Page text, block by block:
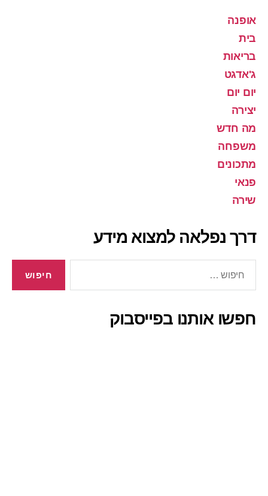
אופנה
בית
בריאות
ג'אדגט
יום יום
יצירה
מה חדש
משפחה
מתכונים
פנאי
שירה
דרך נפלאה למצוא מידע
חפשו אותנו בפייסבוק